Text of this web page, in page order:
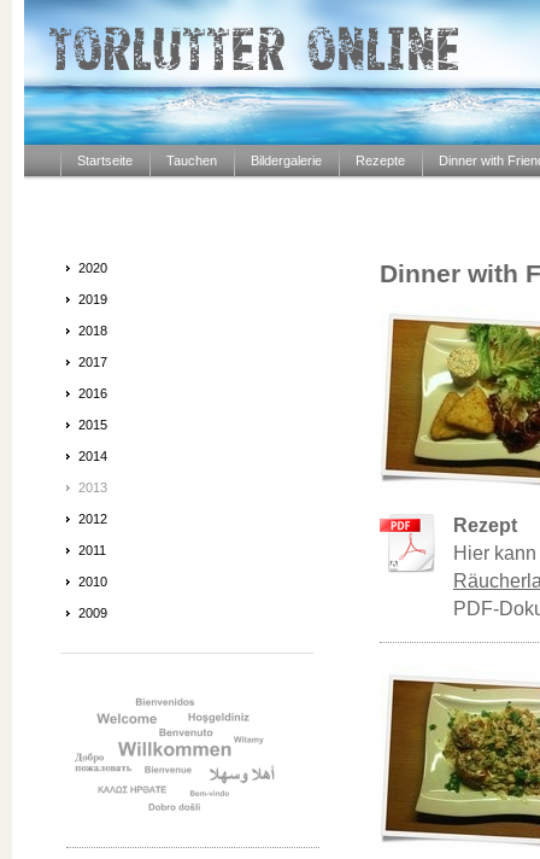
Startseite Tauchen Bildergalerie Rezepte Dinner with
2020
2019
2018
2017
2016
2015
2014
2013
2012
2011
2010
2009
Dinner with
Rezept
Hier
PDF-